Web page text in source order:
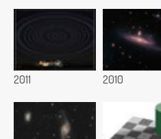
2011 2010